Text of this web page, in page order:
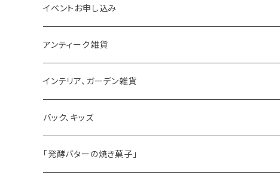
イベントお申し込み
アンティーク雑貨
ゼリーモールド
コンポート
ハマースレイ
インテリア、ガーデン雑貨
バック、キッズ
「発酵バターの焼き菓子」